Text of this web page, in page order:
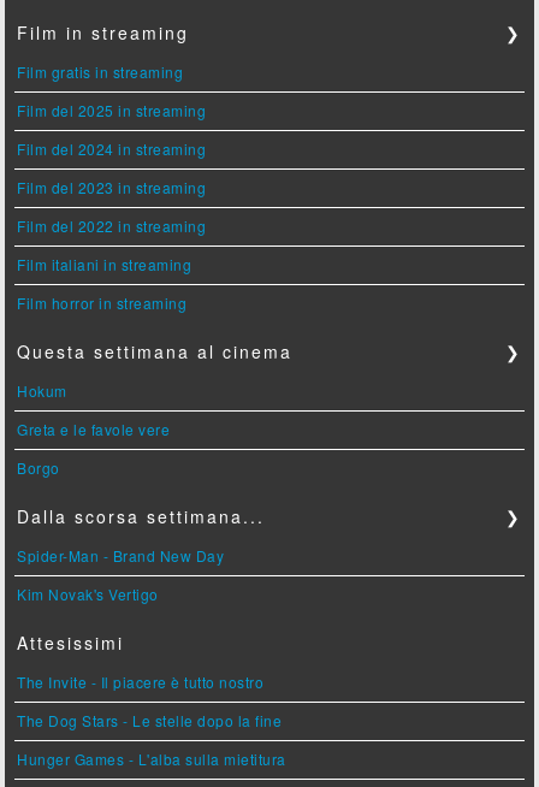
Film in streaming ❯
Film gratis in streaming
Film del 2025 in streaming
Film del 2024 in streaming
Film del 2023 in streaming
Film del 2022 in streaming
Film italiani in streaming
Film horror in streaming
Questa settimana al cinema ❯
Hokum
Greta e le favole vere
Borgo
Dalla scorsa settimana... ❯
Spider-Man - Brand New Day
Kim Novak's Vertigo
Attesissimi
The Invite - Il piacere è tutto nostro
The Dog Stars - Le stelle dopo la fine
Hunger Games - L'alba sulla mietitura